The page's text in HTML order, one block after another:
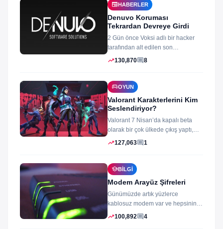
newspaperHABERLER
Denuvo Koruması
Tekrardan Devreye Girdi
2 Gün önce Voksi adlı bir hacker
tarafından alt edilen son
dönemlerin yıkılmaz korsan
trending_up130,870comment8
sports_esportsOYUN
Valorant Karakterlerini Kim
Seslendiriyor?
Valorant 7 Nisan’da kapalı beta
olarak bir çok ülkede çıkış yaptı,
oyun izleyenler ve oynayanlar...
trending_up127,063comment1
schoolBILGI
Modem Arayüz Şifreleri
Günümüzde artık yüzlerce
kablosuz modem var ve hepsinin
arayüz şifleri ve arayüzü farklı
trending_up100,892comment4